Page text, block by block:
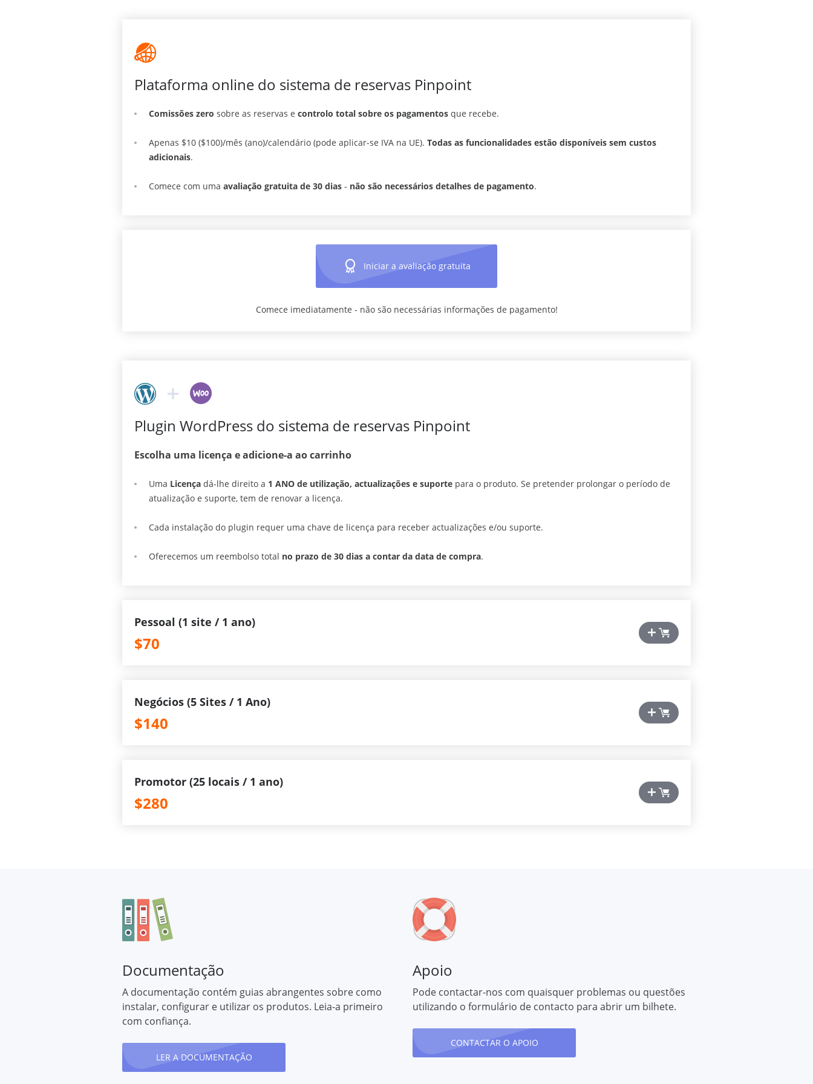
Plataforma online do sistema de reservas Pinpoint
Comissões zero sobre as reservas e controlo total sobre os pagamentos que recebe.
Apenas $10 ($100)/mês (ano)/calendário (pode aplicar-se IVA na UE). Todas as funcionalidades estão disponíveis sem custos
adicionais.
Comece com uma avaliação gratuita de 30 dias - não são necessários detalhes de pagamento.
Iniciar a avaliação gratuita
Comece imediatamente - não são necessárias informações de pagamento!
Plugin WordPress do sistema de reservas Pinpoint
Escolha uma licença e adicione-a ao carrinho
Uma Licença dá-lhe direito a 1 ANO de utilização, actualizações e suporte para o produto. Se pretender prolongar o período de
atualização e suporte, tem de renovar a licença.
Cada instalação do plugin requer uma chave de licença para receber actualizações e/ou suporte.
Oferecemos um reembolso total no prazo de 30 dias a contar da data de compra.
Pessoal (1 site / 1 ano)
$70
Negócios (5 Sites / 1 Ano)
$140
Promotor (25 locais / 1 ano)
$280
Documentação
A documentação contém guias abrangentes sobre como
instalar, configurar e utilizar os produtos. Leia-a primeiro
com confiança.
LER A DOCUMENTAÇÃO
Apoio
Pode contactar-nos com quaisquer problemas ou questões
utilizando o formulário de contacto para abrir um bilhete.
CONTACTAR O APOIO